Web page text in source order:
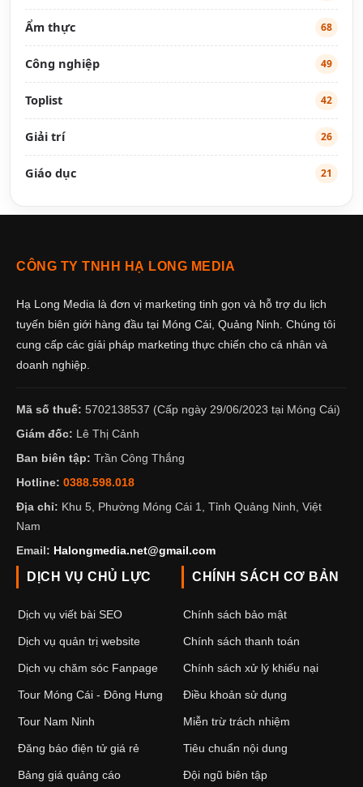
Ẩm thực 68
Công nghiệp 49
Toplist 42
Giải trí 26
Giáo dục 21
CÔNG TY TNHH HẠ LONG MEDIA
Hạ Long Media là đơn vị marketing tinh gọn và hỗ trợ du lịch
tuyến biên giới hàng đầu tại Móng Cái, Quảng Ninh. Chúng tôi
cung cấp các giải pháp marketing thực chiến cho cá nhân và
doanh nghiệp.
Mã số thuế: 5702138537 (Cấp ngày 29/06/2023 tại Móng Cái)
Giám đốc: Lê Thị Cảnh
Ban biên tập: Trần Công Thắng
Hotline: 0388.598.018
Địa chỉ: Khu 5, Phường Móng Cái 1, Tỉnh Quảng Ninh, Việt
Nam
Email: Halongmedia.net@gmail.com
DỊCH VỤ CHỦ LỰC
Dịch vụ viết bài SEO
Dịch vụ quản trị website
Dịch vụ chăm sóc Fanpage
Tour Móng Cái - Đông Hưng
Tour Nam Ninh
Đăng báo điện tử giá rẻ
Bảng giá quảng cáo
CHÍNH SÁCH CƠ BẢN
Chính sách bảo mật
Chính sách thanh toán
Chính sách xử lý khiếu nại
Điều khoản sử dụng
Miễn trừ trách nhiệm
Tiêu chuẩn nội dung
Đội ngũ biên tập